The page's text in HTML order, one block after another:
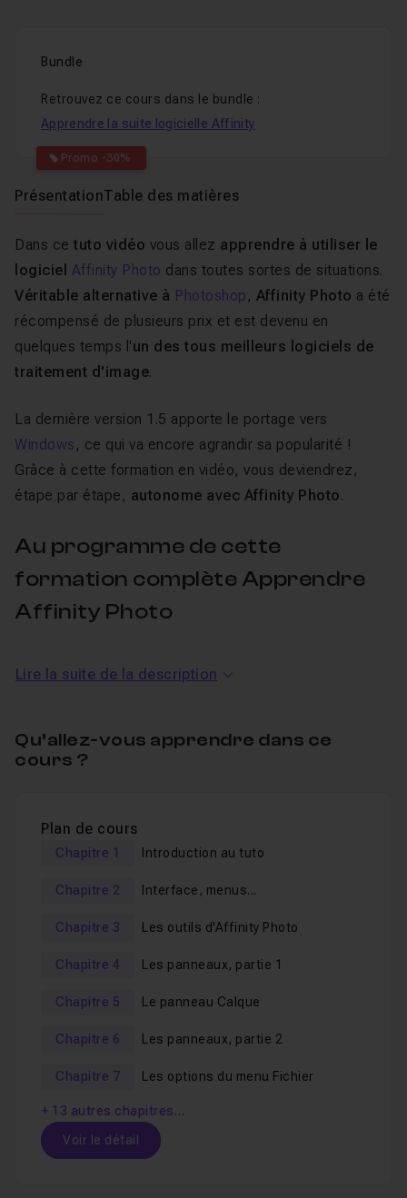
Bundle
Retrouvez ce cours dans le bundle :
Promo -30%
Apprendre la suite logicielle Affinity
PrésentationTable des matières
Dans ce tuto vidéo vous allez apprendre à utiliser le
logiciel Affinity Photo dans toutes sortes de situations.
Véritable alternative à Photoshop , Affinity Photo a été
récompensé de plusieurs prix et est devenu en
quelques temps l'un des tous meilleurs logiciels de
traitement d'image.
La dernière version 1.5 apporte le portage vers
Windows , ce qui va encore agrandir sa popularité !
Grâce à cette formation en vidéo, vous deviendrez,
étape par étape, autonome avec Affinity Photo.
Au programme de cette
formation complète Apprendre
Affinity Photo
découvrant ses menus, interfaces, préférences. Ensuite
abordées.
connaissances.
Ce tuto s'adresse autant auxdébutants
que Photoshop,
Lightroom, Pixelmator, Painter, etc.
d'Affinity Photo
Tous les fichiers source sont fournis.
La version d'évaluation d'Affinity Photo est
téléchargeable ici:
https://affinity.serif.com/fr/signup/trial/photo/
Lire la suite de la description
Qu’allez-vous apprendre dans ce
cours ?
Plan de cours
Chapitre 1 Introduction au tuto
Chapitre 2 Interface, menus...
Chapitre 3 Les outils d'Affinity Photo
Chapitre 4 Les panneaux, partie 1
Chapitre 5 Le panneau Calque
Chapitre 6 Les panneaux, partie 2
Chapitre 7 Les options du menu Fichier
+ 13 autres chapitres…
Voir le détail